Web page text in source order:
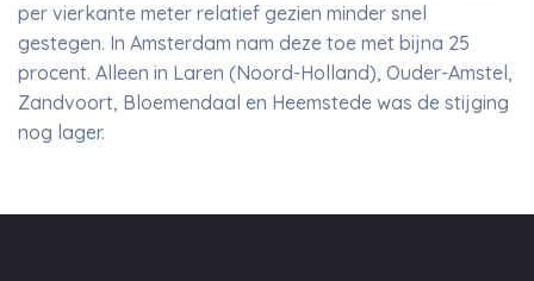
per vierkante meter relatief gezien minder snel
gestegen. In Amsterdam nam deze toe met bijna 25
procent. Alleen in Laren (Noord-Holland), Ouder-Amstel,
Zandvoort, Bloemendaal en Heemstede was de stijging
nog lager.